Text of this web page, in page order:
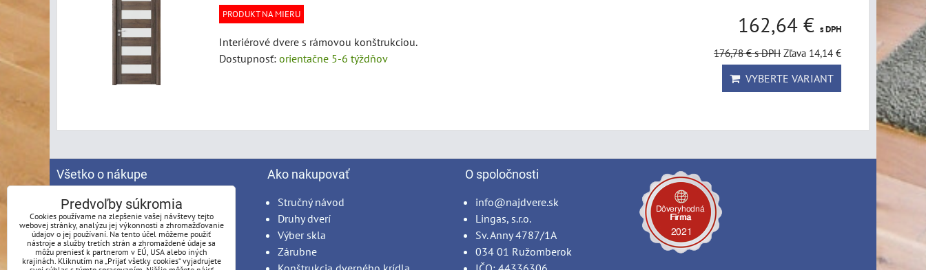
PRODUKT NA MIERU
Interiérové dvere s rámovou konštrukciou.
Dostupnosť: orientačne 5-6 týždňov
162,64 € s DPH
176,78 €s DPH Zľava 14,14 €
VYBERTE VARIANT
Všetko o nákupe
Spracovanie osobných údajov
Obchodné podmienky
Reklamačný poriadok
Možnosti platby
Ako nakupovať
Stručný návod
Druhy dverí
Výber skla
Zárubne
O spoločnosti
info@najdvere.sk
Lingas, s.r.o.
Sv. Anny 4787/1A
034 01 Ružomberok
Predvoľby súkromia
Cookies používame na zlepšenie vašej návštevy tejto
webovej stránky, analýzu jej výkonnosti a zhromažďovanie
údajov o jej používaní. Na tento účel môžeme použiť
nástroje a služby tretích strán a zhromaždené údaje sa
môžu preniesť k partnerom v EÚ, USA alebo iných
krajinách. Kliknutím na „Prijať všetky cookies“ vyjadrujete